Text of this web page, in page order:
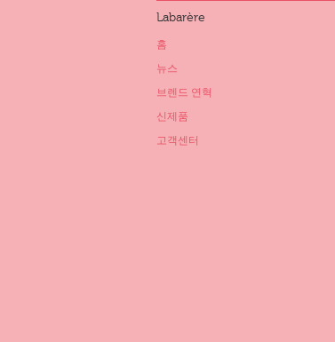
Labarère
홈
뉴스
브렌드 연혁
신제품
고객센터